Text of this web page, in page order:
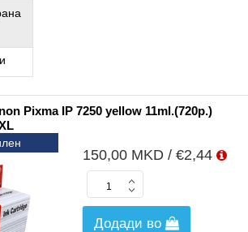
Pixma IP 7250 yellow 11ml.(720p.)
150,00 MKD / €2,44
Додади во